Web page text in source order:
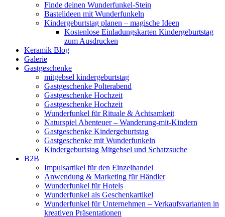
Finde deinen Wunderfunkel-Stein
Bastelideen mit Wunderfunkeln
Kindergeburtstag planen – magische Ideen
Kostenlose Einladungskarten Kindergeburtstag
zum Ausdrucken
Keramik Blog
Galerie
Gastgeschenke
mitgebsel kindergeburtstag
Gastgeschenke Polterabend
Gastgeschenke Hochzeit
Gastgeschenke Hochzeit
Wunderfunkel für Rituale & Achtsamkeit
Naturspiel Abenteuer – Wanderung-mit-Kindern
Gastgeschenke Kindergeburtstag
Gastgeschenke mit Wunderfunkeln
Kindergeburtstag Mitgebsel und Schatzsuche
B2B
Impulsartikel für den Einzelhandel
Anwendung & Marketing für Händler
Wunderfunkel für Hotels
Wunderfunkel als Geschenkartikel
Wunderfunkel für Unternehmen – Verkaufsvarianten in
kreativen Präsentationen